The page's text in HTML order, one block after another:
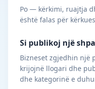
Po — kërkimi, ruajtja
është falas për
Si publikoj një
Bizneset zgjedhin një
krijojnë llogari dhe
dhe kategorinë e